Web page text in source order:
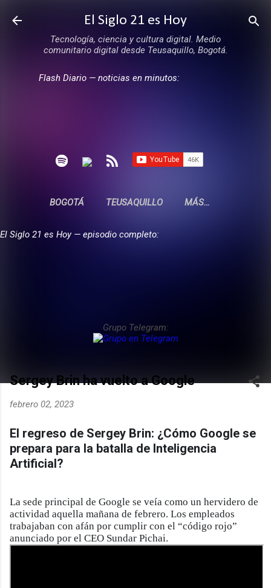
Ir al contenido principal
El Siglo 21 es Hoy
Tecnología, ciencia y cultura digital. Medio
comunitario digital desde Teusaquillo, Bogotá.
Flash Diario — noticias en minutos:
BOGOTÁ TEUSAQUILLO MÁS…
El Siglo 21 es Hoy — episodio completo:
Grupo Telegram:
Sergey Brin ha vuelto a Google
febrero 02, 2023
El regreso de Sergey Brin: ¿Cómo Google se
prepara para la batalla de Inteligencia
Artificial?
La sede principal de Google se veía como un hervidero de
actividad aquella mañana de febrero. Los empleados
trabajaban con afán por cumplir con el “código rojo”
anunciado por el CEO Sundar Pichai.